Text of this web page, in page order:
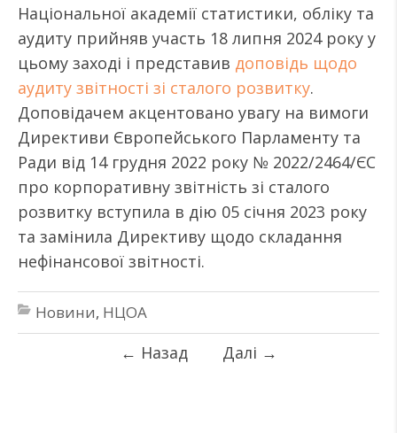
Національної академії статистики, обліку та
аудиту прийняв участь 18 липня 2024 року у
цьому заході і представив доповідь щодо
аудиту звітності зі сталого розвитку.
Доповідачем акцентовано увагу на вимоги
Директиви Європейського Парламенту та
Ради від 14 грудня 2022 року № 2022/2464/ЄС
про корпоративну звітність зі сталого
розвитку вступила в дію 05 січня 2023 року
та замінила Директиву щодо складання
нефінансової звітності.
Новини, НЦОА
← Назад Далі →